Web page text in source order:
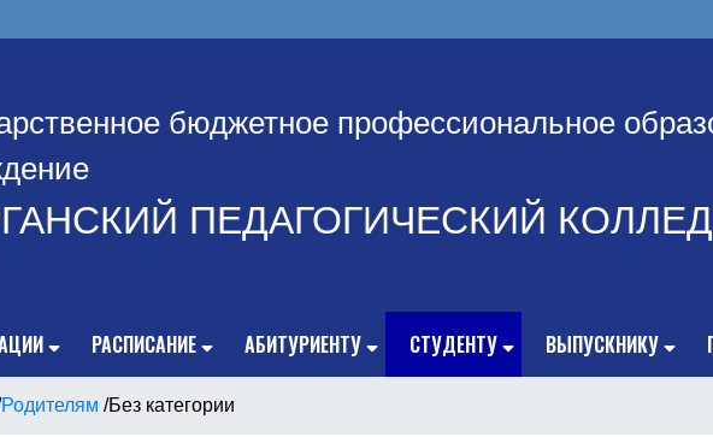
бюджетное профессиональное
ПЕДАГОГИЧЕСКИЙ
РАСПИСАНИЕ АБИТУРИЕНТУ СТУДЕНТУ ВЫПУСКНИКУ
Родителям /Без категории